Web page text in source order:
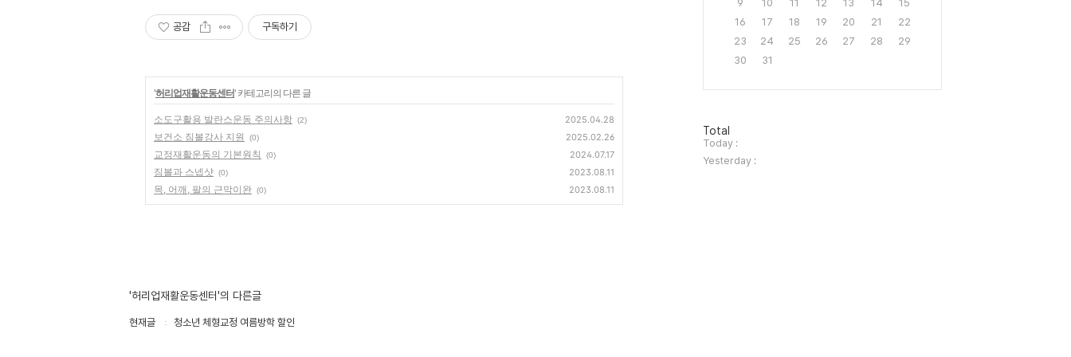
공감 구독하기
'허리업재활운동센터' 카테고리의 다른 글
소도구활용 발란스운동 주의사항 (2) 2025.04.28
보건소 짐볼강사 지원 (0) 2025.02.26
교정재활운동의 기본원칙 (0) 2024.07.17
짐볼과 스넵샷 (0) 2023.08.11
목, 어깨, 팔의 근막이완 (0) 2023.08.11
'허리업재활운동센터'의 다른글
현재글 청소년 체형교정 여름방학 할인
9
10 11 12 13 14
15
16
17 18 19 20 21
22
23
24 25 26 27 28
29
30
31
방
문
자
수
Total
Today :
Yesterday :